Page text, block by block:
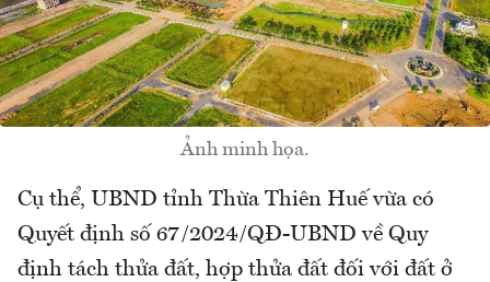
Ảnh minh họa.
Cụ thể, UBND tỉnh Thừa Thiên Huế vừa có
Quyết định số 67/2024/QĐ-UBND về Quy
định tách thửa đất, hợp thửa đất đối với đất ở